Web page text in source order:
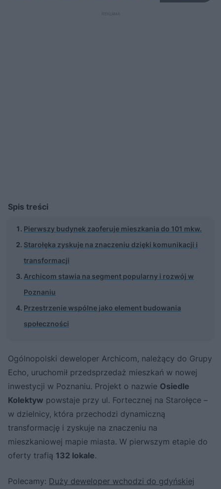
Spis treści
Pierwszy budynek zaoferuje mieszkania do 101 mkw.
Starołęka zyskuje na znaczeniu dzięki komunikacji i
transformacji
Archicom stawia na segment popularny i rozwój w
Poznaniu
Przestrzenie wspólne jako element budowania
społeczności
Ogólnopolski deweloper Archicom, należący do Grupy
Echo, uruchomił przedsprzedaż mieszkań w nowej
inwestycji w Poznaniu. Projekt o nazwie Osiedle
Kolektyw powstaje przy ul. Fortecznej na Starołęce –
w dzielnicy, która przechodzi dynamiczną
transformację i zyskuje na znaczeniu na
mieszkaniowej mapie miasta. W pierwszym etapie do
oferty trafią 132 lokale.
Polecamy: Duży deweloper wchodzi do gdyńskiej